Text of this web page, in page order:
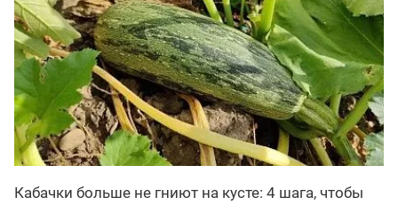
Кабачки больше не гниют на кусте: 4 шага, чтобы